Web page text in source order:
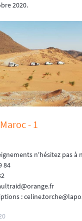
2020.
- 1
n'hésitez pas à
84
: